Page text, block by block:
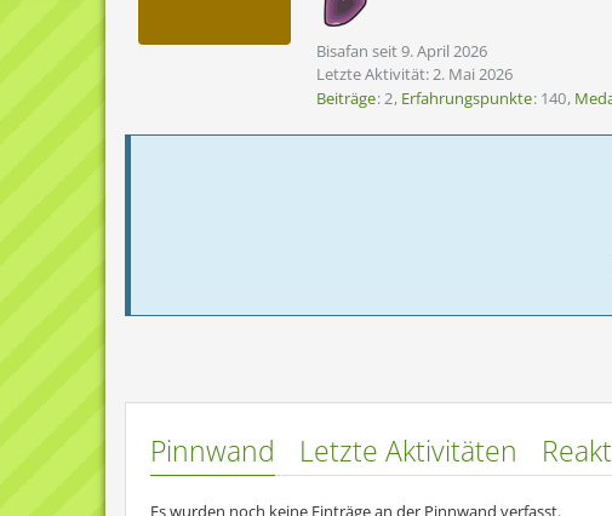
Bisafan seit 9. April 2026
Letzte Aktivität:2. Mai 2026
Beiträge 2 Erfahrungspunkte 140
Pinnwand Letzte Aktivitäten
Es wurden noch keine Einträge an der Pinnwand verfasst.